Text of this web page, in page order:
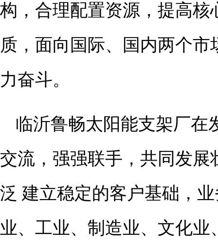
构，合理配置资源，提高
质，面向国际、国内两个
力奋斗。
临沂鲁畅太阳能支架厂在
交流，强强联手，共同发
泛 建立稳定的客户基础，
业、工业、制造业、文化